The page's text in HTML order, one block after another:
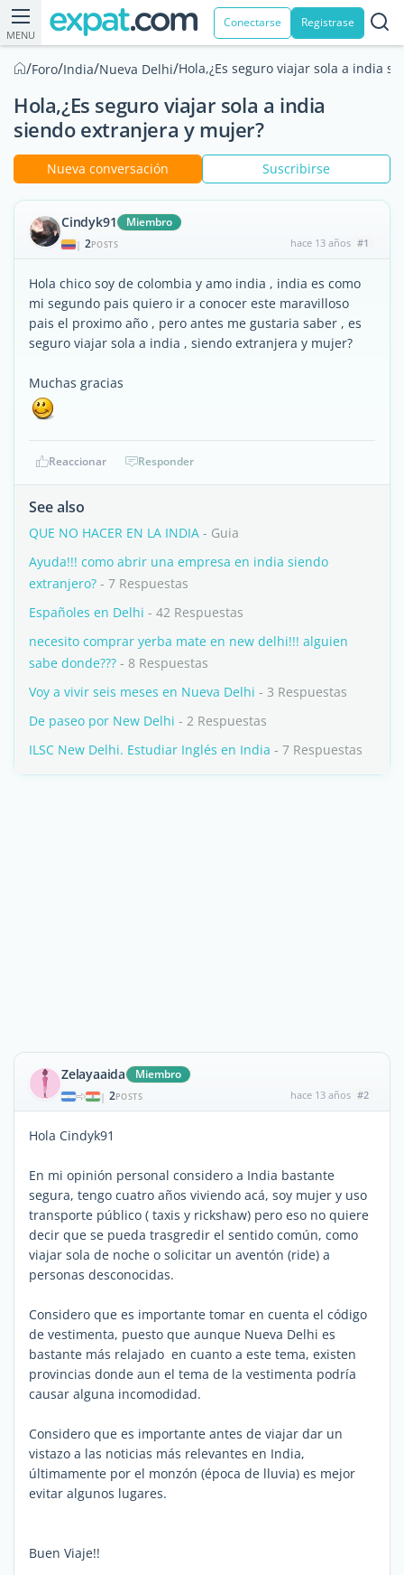
MENU
Conectarse Registrase
/Foro/India/Nueva Delhi/Hola,¿Es seguro viajar sola a india
Hola,¿Es seguro viajar sola a india
siendo extranjera y mujer?
Nueva conversación Suscribirse
Cindyk91 Miembro
| 2POSTS hace 13 años #1
Hola chico soy de colombia y amo india , india es como
mi segundo pais quiero ir a conocer este maravilloso
pais el proximo año , pero antes me gustaria saber , es
seguro viajar sola a india , siendo extranjera y mujer?
Muchas gracias
Reaccionar Responder
See also
QUE NO HACER EN LA INDIA - Guia
Ayuda!!! como abrir una empresa en india siendo
extranjero? - 7 Respuestas
Españoles en Delhi - 42 Respuestas
necesito comprar yerba mate en new delhi!!! alguien
sabe donde??? - 8 Respuestas
Voy a vivir seis meses en Nueva Delhi - 3 Respuestas
De paseo por New Delhi - 2 Respuestas
ILSC New Delhi. Estudiar Inglés en India - 7 Respuestas
Zelayaaida Miembro
| 2POSTS hace 13 años #2
Hola Cindyk91
En mi opinión personal considero a India bastante
segura, tengo cuatro años viviendo acá, soy mujer y uso
transporte público ( taxis y rickshaw) pero eso no quiere
decir que se pueda trasgredir el sentido común, como
viajar sola de noche o solicitar un aventón (ride) a
personas desconocidas.
Considero que es importante tomar en cuenta el código
de vestimenta, puesto que aunque Nueva Delhi es
bastante más relajado en cuanto a este tema, existen
provincias donde aun el tema de la vestimenta podría
causar alguna incomodidad.
Considero que es importante antes de viajar dar un
vistazo a las noticias más relevantes en India,
últimamente por el monzón (época de lluvia) es mejor
evitar algunos lugares.
Buen Viaje!!